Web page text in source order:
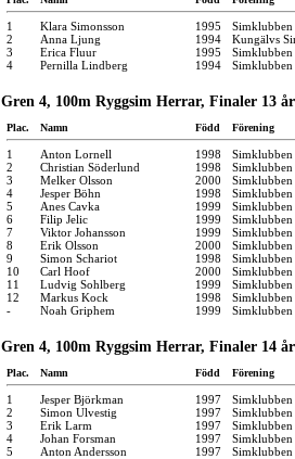
1 Klara Simonsson 1995
Simklubben
2
Anna Ljung 1994
Kungälvs
3
Erica Fluur 1995
4
Pernilla Lindberg 1994 Simklubben
Gren 4, 100m Ryggsim Herrar, Finaler 13
Plac. Namn Född Förening
1 Anton Lornell 1998
2
Christian Söderlund 1998
Simklubben
3
Melker Olsson 2000
4
Jesper Böhn 1998
Simklubben
5
Anes Cavka 1999
6
Filip Jelic 1999
7
Viktor Johansson 1999
8
Erik Olsson 2000
9
Simon Schariot 1998
Simklubben
10
Carl Hoof 2000
11
Ludvig Sohlberg 1999
Simklubben
12
Markus Kock 1998
Simklubben
-
Noah Griphem 1999
Gren 4, 100m Ryggsim Herrar, Finaler 14 år
Plac. Namn Född Förening
1 Jesper Björkman 1997
Simklubben
2
Simon Ulvestig 1997
3
Erik Larm 1997
Simklubben
4
Johan Forsman 1997
5
Anton Andersson 1997 Simklubben